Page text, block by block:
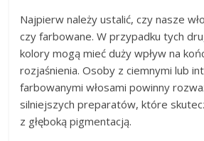
Najpierw należy ustalić, czy nasze
czy farbowane. W przypadku tych
kolory mogą mieć duży wpływ na
rozjaśnienia. Osoby z ciemnymi lub
farbowanymi włosami powinny
silniejszych preparatów, które
z głęboką pigmentacją.